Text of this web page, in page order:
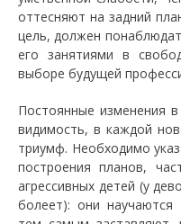
оттесняют на задний
цель, должен
его занятиями в
выборе будущей
Постоянные изменения
видимость, в каждой
триумф. Необходимо
построения планов,
агрессивных детей (у
болеет): они научаются